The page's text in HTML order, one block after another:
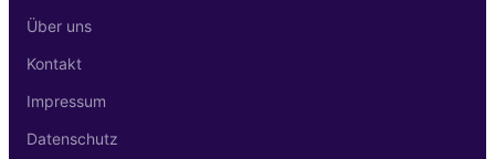
Über uns
Kontakt
Impressum
Datenschutz